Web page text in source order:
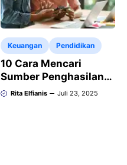
Keuangan Pendidikan
10 Cara Mencari
Sumber Penghasilan
Tambahan di Kampus
Rita Elfianis Juli 23, 2025